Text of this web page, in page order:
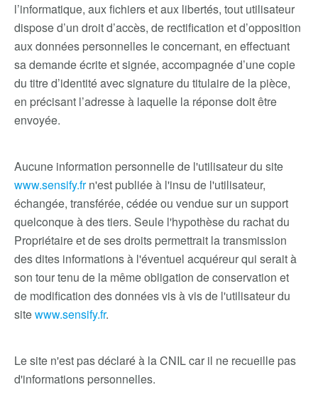
l’informatique, aux fichiers et aux libertés, tout utilisateur
dispose d’un droit d’accès, de rectification et d’opposition
aux données personnelles le concernant, en effectuant
sa demande écrite et signée, accompagnée d’une copie
du titre d’identité avec signature du titulaire de la pièce,
en précisant l’adresse à laquelle la réponse doit être
envoyée.
Aucune information personnelle de l'utilisateur du site
www.sensify.frn'est publiée à l'insu de l'utilisateur,
échangée, transférée, cédée ou vendue sur un support
quelconque à des tiers. Seule l'hypothèse du rachat du
Propriétaire et de ses droits permettrait la transmission
des dites informations à l'éventuel acquéreur qui serait à
son tour tenu de la même obligation de conservation et
de modification des données vis à vis de l'utilisateur du
sitewww.sensify.fr.
Le site n'est pas déclaré à la CNIL car il ne recueille pas
d'informations personnelles.